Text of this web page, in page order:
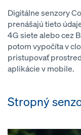
Digitálne senzory
prenášajú tieto
4G siete alebo cez
potom vypočíta v
pristupovať
aplikácie v mobile.
Stropný